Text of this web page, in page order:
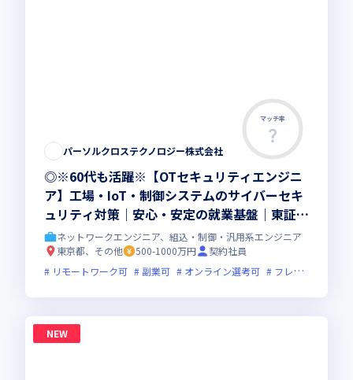
マッチ率
パーソルクロステクノロジー株式会社
◎※60代も活躍※【OTセキュリティエンジニ
ア】工場・IoT・制御システムのサイバーセキ
ュリティ対策｜安心・安定の就業基盤｜東証プ
ライム上場G
ネットワークエンジニア、組込・制御・汎用系エンジニア
東京都、その他
500-1000万円
契約社員
リモートワーク可
副業可 オンライン選考可 フレックス制度あり
NEW